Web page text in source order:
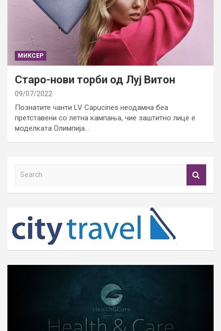
МИКСЕР
Старо-нови торби од Луј Витон
09/07/2022
Познатите чанти LV Capucines неодамна беа
претставени со летна кампања, чие заштитно лице е
моделката Олимпија…
h